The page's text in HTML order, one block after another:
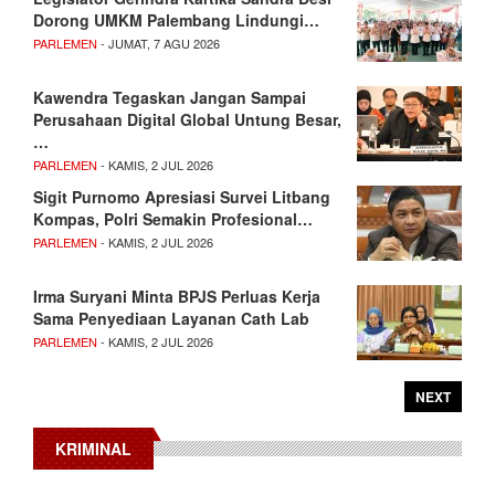
Dorong UMKM Palembang Lindungi…
PARLEMEN - JUMAT, 7 AGU 2026
Kawendra Tegaskan Jangan Sampai
Perusahaan Digital Global Untung Besar,
…
PARLEMEN - KAMIS, 2 JUL 2026
Sigit Purnomo Apresiasi Survei Litbang
Kompas, Polri Semakin Profesional…
PARLEMEN - KAMIS, 2 JUL 2026
Irma Suryani Minta BPJS Perluas Kerja
Sama Penyediaan Layanan Cath Lab
PARLEMEN - KAMIS, 2 JUL 2026
NEXT
KRIMINAL